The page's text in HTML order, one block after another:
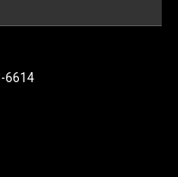
6614